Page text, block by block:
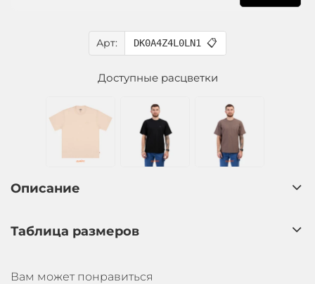
Арт: DK0A4Z4L0LN1 📋
Доступные расцветки
Описание
Таблица размеров
Вам может понравиться